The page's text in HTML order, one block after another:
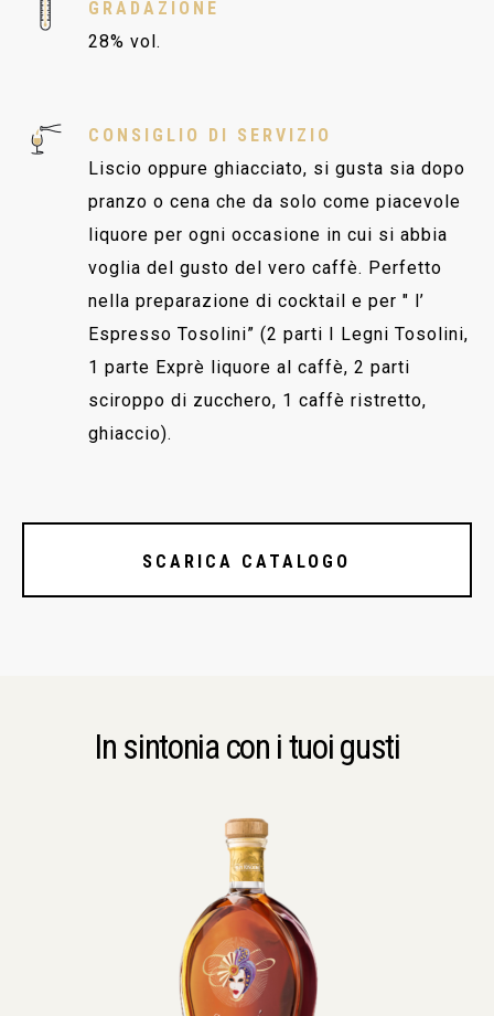
GRADAZIONE
28% vol.
CONSIGLIO DI SERVIZIO
Liscio oppure ghiacciato, si gusta sia dopo
pranzo o cena che da solo come piacevole
liquore per ogni occasione in cui si abbia
voglia del gusto del vero caffè. Perfetto
nella preparazione di cocktail e per " l’
Espresso Tosolini” (2 parti I Legni Tosolini,
1 parte Exprè liquore al caffè, 2 parti
sciroppo di zucchero, 1 caffè ristretto,
ghiaccio).
SCARICA CATALOGO
In sintonia con i tuoi gusti